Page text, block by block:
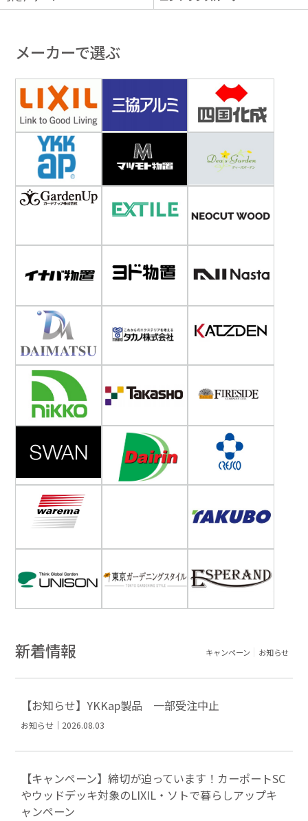
メーカーで選ぶ
新着情報 キャンペーン お知らせ
【お知らせ】YKKap製品 一部受注中止
お知らせ｜2026.08.03
【キャンペーン】締切が迫っています！カーポートSC
やウッドデッキ対象のLIXIL・ソトで暮らしアップキ
ャンペーン